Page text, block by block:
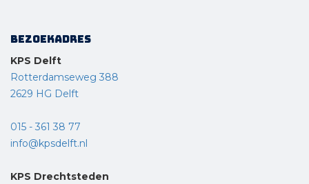
Bezoekadres
KPS Delft
Rotterdamseweg 388
2629 HG Delft
015 - 361 38 77
info@kpsdelft.nl
KPS Drechtsteden